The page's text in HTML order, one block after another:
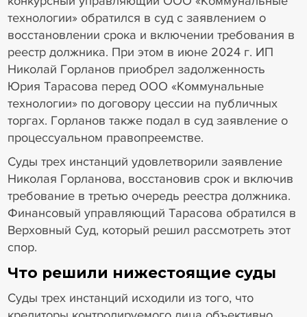
технологии» обратился в суд с заявлением о
восстановлении срока и включении требования в
реестр должника. При этом в июне 2024 г. ИП
Николай Горланов приобрел задолженность
Юрия Тарасова перед ООО «Коммунальные
технологии» по договору цессии на публичных
торгах. Горланов также подал в суд заявление о
процессуальном правопреемстве.
Суды трех инстанций удовлетворили заявление
Николая Горланова, восстановив срок и включив
требование в третью очередь реестра должника.
Финансовый управляющий Тарасова обратился в
Верховный Суд, который решил рассмотреть этот
спор.
Что решили нижестоящие суды
Суды трех инстанций исходили из того, что